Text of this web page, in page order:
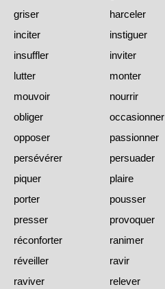
griser
harceler
inciter
instiguer
insuffler
inviter
lutter
monter
mouvoir
nourrir
obliger
occasionner
opposer
passionner
persévérer
persuader
piquer
plaire
porter
pousser
presser
provoquer
réconforter
ranimer
réveiller
ravir
raviver
relever